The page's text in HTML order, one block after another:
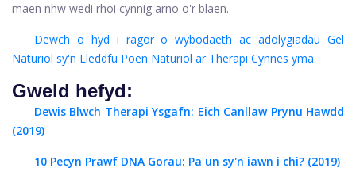
maen nhw wedi rhoi cynnig arno o'r blaen.
Dewch o hyd i ragor o wybodaeth ac adolygiadau Gel
Naturiol sy'n Lleddfu Poen Naturiol ar Therapi Cynnes yma.
Gweld hefyd:
Dewis Blwch Therapi Ysgafn: Eich Canllaw Prynu Hawdd
(2019)
10 Pecyn Prawf DNA Gorau: Pa un sy'n iawn i chi? (2019)